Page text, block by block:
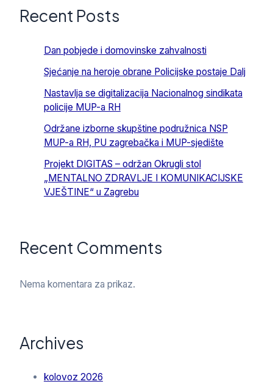
Recent Posts
Dan pobjede i domovinske zahvalnosti
Sjećanje na heroje obrane Policijske postaje Dalj
Nastavlja se digitalizacija Nacionalnog sindikata
policije MUP-a RH
Održane izborne skupštine podružnica NSP
MUP-a RH, PU zagrebačka i MUP-sjedište
Projekt DIGITAS – održan Okrugli stol
„MENTALNO ZDRAVLJE I KOMUNIKACIJSKE
VJEŠTINE“ u Zagrebu
Recent Comments
Nema komentara za prikaz.
Archives
kolovoz 2026